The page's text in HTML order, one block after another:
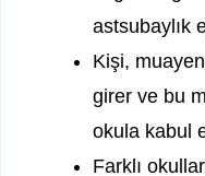
astsubaylık
Kişi,
girer ve bu
okula kabul
Farklı